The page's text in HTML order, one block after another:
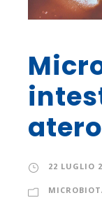
22 LUGLIO